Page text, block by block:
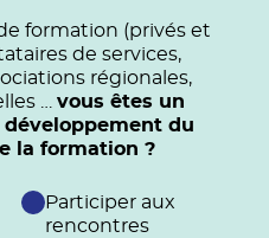
formation (privés et
de services,
régionales,
… vous êtes un
du
la formation ?
Participer aux
rencontres